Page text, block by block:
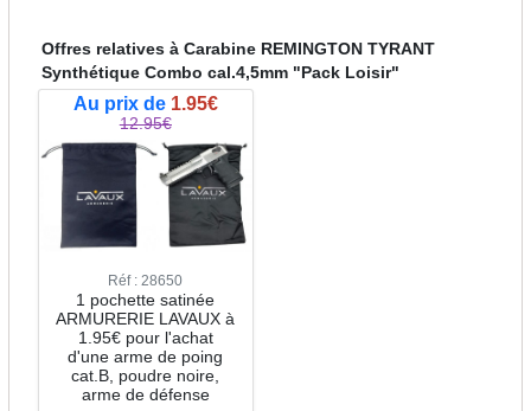
Offres relatives à Carabine REMINGTON TYRANT
Synthétique Combo cal.4,5mm "Pack Loisir"
Au prix de 1.95€
12.95€
Réf : 28650
1 pochette satinée
ARMURERIE LAVAUX à
1.95€ pour l'achat
d'une arme de poing
cat.B, poudre noire,
arme de défense